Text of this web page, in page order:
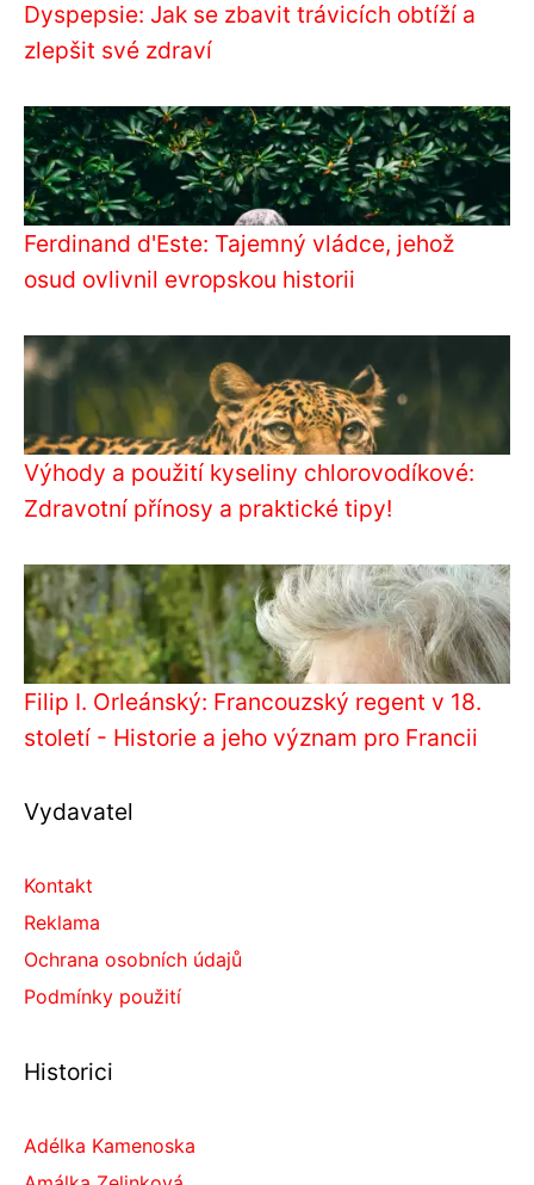
Dyspepsie: Jak se zbavit trávicích obtíží a
zlepšit své zdraví
Ferdinand d'Este: Tajemný vládce, jehož
osud ovlivnil evropskou historii
Výhody a použití kyseliny chlorovodíkové:
Zdravotní přínosy a praktické tipy!
Filip I. Orleánský: Francouzský regent v 18.
století - Historie a jeho význam pro Francii
Vydavatel
Kontakt
Reklama
Ochrana osobních údajů
Podmínky použití
Historici
Adélka Kamenoska